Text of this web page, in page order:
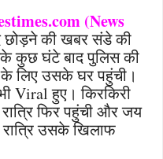
(News
छोड़ने की खबर संडे की
कुछ घंटे बाद पुलिस की
लिए उसके घर पहुंची।
Viral हुए। किरकिरी
फिर पहुंची और जय
उसके खिलाफ